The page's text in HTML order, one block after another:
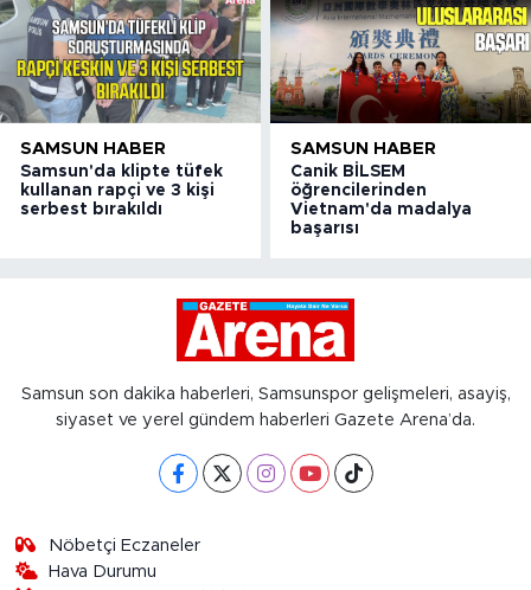
SAMSUN HABER
Samsun'da klipte tüfek
kullanan rapçi ve 3 kişi
serbest bırakıldı
SAMSUN HABER
Canik BİLSEM
öğrencilerinden
Vietnam'da madalya
başarısı
Samsun son dakika haberleri, Samsunspor gelişmeleri, asayiş,
siyaset ve yerel gündem haberleri Gazete Arena’da.
Nöbetçi Eczaneler
Hava Durumu